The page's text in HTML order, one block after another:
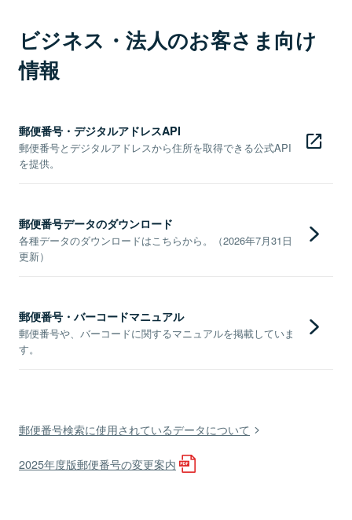
ビジネス・法人のお客さま向け
情報
郵便番号・デジタルアドレスAPI
郵便番号とデジタルアドレスから住所を取得できる公式API
を提供。
郵便番号データのダウンロード
各種データのダウンロードはこちらから。（2026年7月31日
更新）
郵便番号・バーコードマニュアル
郵便番号や、バーコードに関するマニュアルを掲載していま
す。
郵便番号検索に使用されているデータについて
2025年度版郵便番号の変更案内